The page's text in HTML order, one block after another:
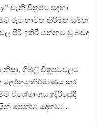
වැනි චිත්‍රපට සඳහා
රූප භාවිත කිරීමත් සමඟ
පිරී ඉතිරි යන්නට වූ බවද
නිසා, ගිබ්ලි චිත්‍රපටවලට
ලෝකය නිර්මාණය කර
විශේෂාංගය ඉදිරියේදී
පෙන්වා දෙනවා…